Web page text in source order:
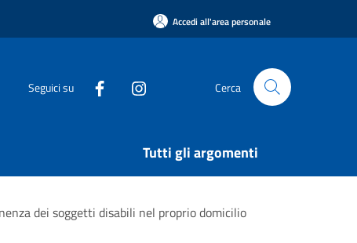
Accedi all'area personale
Seguici su Cerca
Tutti gli argomenti
dei soggetti disabili nel proprio domicilio